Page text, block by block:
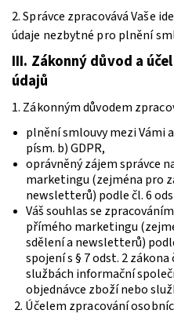
2. Správce zpracovává Vaše
údaje nezbytné pro plnění
III. Zákonný důvod a
údajů
1. Zákonným důvodem
plnění smlouvy mezi Vámi
písm. b) GDPR,
oprávněný zájem správce
marketingu (zejména pro
newsletterů) podle čl. 6
Váš souhlas se
přímého marketingu
sdělení a newsletterů)
spojení s § 7 odst. 2 zákona
službách informační
objednávce zboží nebo
2. Účelem zpracování